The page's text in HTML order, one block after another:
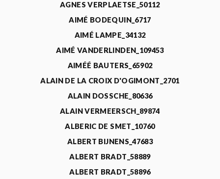
AGNES VERPLAETSE_50112
AIMÉ BODEQUIN_6717
AIMÉ LAMPE_34132
AIMÉ VANDERLINDEN_109453
AIMÉÉ BAUTERS_65902
ALAIN DE LA CROIX D'OGIMONT_2701
ALAIN DOSSCHE_80636
ALAIN VERMEERSCH_89874
ALBERIC DE SMET_10760
ALBERT BIJNENS_47683
ALBERT BRADT_58889
ALBERT BRADT_58896